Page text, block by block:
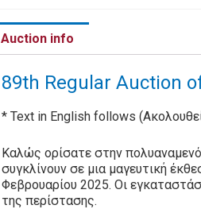
Auction info
89th Regular Auction
* Text in English follows
Καλώς ορίσατε στην
συγκλίνουν σε μια μαγευτική
Φεβρουαρίου 2025. Οι
της περίστασης.